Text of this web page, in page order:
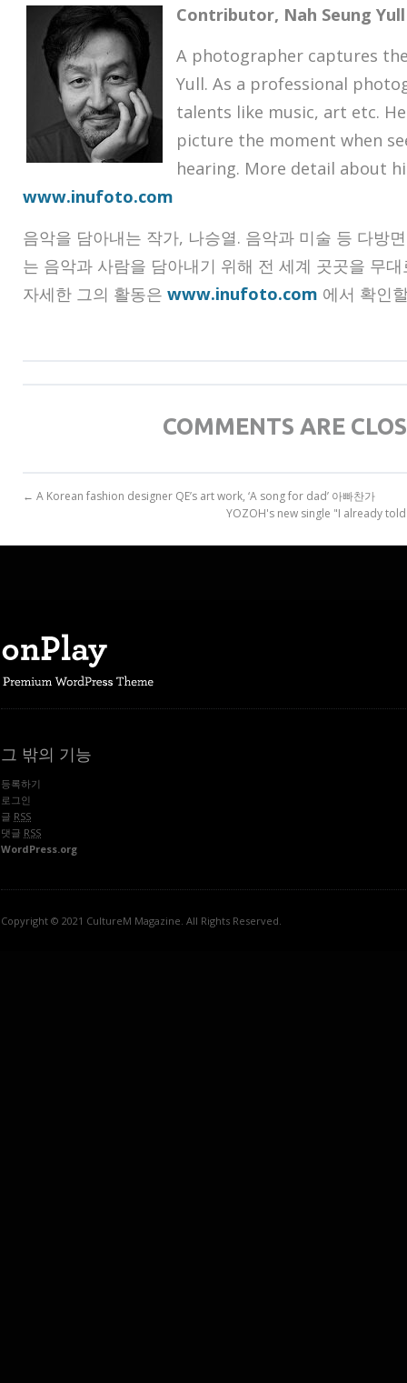
Contributor, Nah Seung Yull
A photographer captures
Yull. As a professional
talents like music, art etc.
picture the moment when
hearing. More detail about
www.inufoto.com
음악을 담아내는 작가, 나승열. 음악과 미술 등 다방
는 음악과 사람을 담아내기 위해 전 세계 곳곳을 무
자세한 그의 활동은 www.inufoto.com 에서 확인
COMMENTS ARE
← A Korean fashion designer QE’s art work, ‘A song for dad’ 아빠찬가
YOZOH's new single "I already
그 밖의 기능
등록하기
로그인
글 RSS
댓글 RSS
WordPress.org
Copyright © 2021 CultureM Magazine. All Rights Reserved.